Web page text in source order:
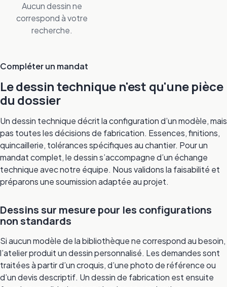
Aucun dessin ne
correspond à votre
recherche.
Compléter un mandat
Le dessin technique n'est qu'une pièce
du dossier
Un dessin technique décrit la configuration d’un modèle, mais
pas toutes les décisions de fabrication. Essences, finitions,
quincaillerie, tolérances spécifiques au chantier. Pour un
mandat complet, le dessin s’accompagne d’un échange
technique avec notre équipe. Nous validons la faisabilité et
préparons une soumission adaptée au projet.
Dessins sur mesure pour les configurations
non standards
Si aucun modèle de la bibliothèque ne correspond au besoin,
l’atelier produit un dessin personnalisé. Les demandes sont
traitées à partir d’un croquis, d’une photo de référence ou
d’un devis descriptif. Un dessin de fabrication est ensuite